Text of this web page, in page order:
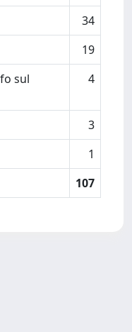
34
19
sul
4
3
1
107